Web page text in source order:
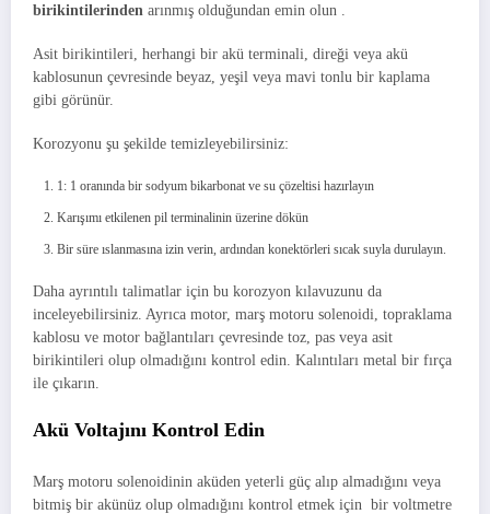
birikintilerinden arınmış olduğundan emin olun .
Asit birikintileri, herhangi bir akü terminali, direği veya akü
kablosunun çevresinde beyaz, yeşil veya mavi tonlu bir kaplama
gibi görünür.
Korozyonu şu şekilde temizleyebilirsiniz:
1: 1 oranında bir sodyum bikarbonat ve su çözeltisi hazırlayın
Karışımı etkilenen pil terminalinin üzerine dökün
Bir süre ıslanmasına izin verin, ardından konektörleri sıcak suyla durulayın.
Daha ayrıntılı talimatlar için bu korozyon kılavuzunu da
inceleyebilirsiniz. Ayrıca motor, marş motoru solenoidi, topraklama
kablosu ve motor bağlantıları çevresinde toz, pas veya asit
birikintileri olup olmadığını kontrol edin. Kalıntıları metal bir fırça
ile çıkarın.
Akü Voltajını Kontrol Edin
Marş motoru solenoidinin aküden yeterli güç alıp almadığını veya
bitmiş bir akünüz olup olmadığını kontrol etmek için bir voltmetre